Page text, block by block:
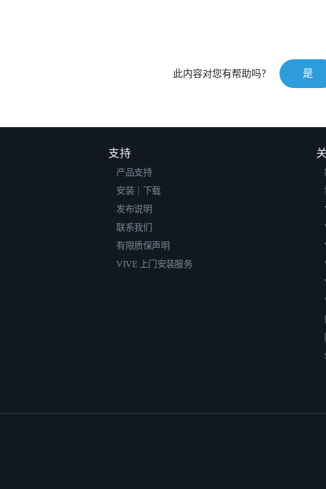
此内容对您有帮助吗？ 是
支持
产品支持
安装｜下载
发布说明
联系我们
有限质保声明
VIVE 上门安装服务